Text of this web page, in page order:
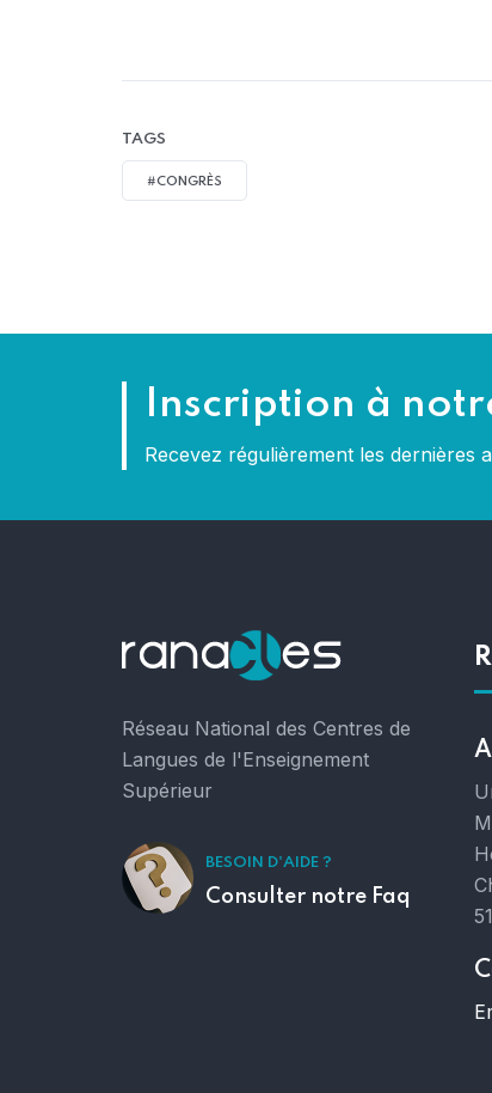
TAGS
#CONGRÈS
Inscription à
Recevez régulièrement les dernières
Réseau National des Centres de
Langues de l'Enseignement
Supérieur
BESOIN D'AIDE ?
Consulter notre Faq